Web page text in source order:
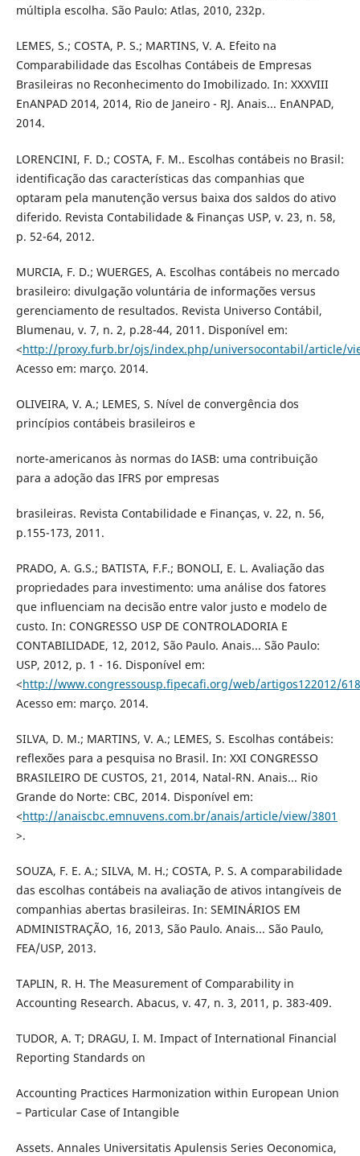
múltipla escolha. São Paulo: Atlas, 2010, 232p.
LEMES, S.; COSTA, P. S.; MARTINS, V. A. Efeito na
Comparabilidade das Escolhas Contábeis de Empresas
Brasileiras no Reconhecimento do Imobilizado. In: XXXVIII
EnANPAD 2014, 2014, Rio de Janeiro - RJ. Anais... EnANPAD,
2014.
LORENCINI, F. D.; COSTA, F. M.. Escolhas contábeis no Brasil:
identificação das características das companhias que
optaram pela manutenção versus baixa dos saldos do ativo
diferido. Revista Contabilidade & Finanças USP, v. 23, n. 58,
p. 52-64, 2012.
MURCIA, F. D.; WUERGES, A. Escolhas contábeis no mercado
brasileiro: divulgação voluntária de informações versus
gerenciamento de resultados. Revista Universo Contábil,
Blumenau, v. 7, n. 2, p.28-44, 2011. Disponível em:
<http://proxy.furb.br/ojs/index.php/universocontabil/article/
Acesso em: março. 2014.
OLIVEIRA, V. A.; LEMES, S. Nível de convergência dos
princípios contábeis brasileiros e
norte-americanos às normas do IASB: uma contribuição
para a adoção das IFRS por empresas
brasileiras. Revista Contabilidade e Finanças, v. 22, n. 56,
p.155-173, 2011.
PRADO, A. G.S.; BATISTA, F.F.; BONOLI, E. L. Avaliação das
propriedades para investimento: uma análise dos fatores
que influenciam na decisão entre valor justo e modelo de
custo. In: CONGRESSO USP DE CONTROLADORIA E
CONTABILIDADE, 12, 2012, São Paulo. Anais... São Paulo:
USP, 2012, p. 1 - 16. Disponível em:
<http://www.congressousp.fipecafi.org/web/artigos122012/
Acesso em: março. 2014.
SILVA, D. M.; MARTINS, V. A.; LEMES, S. Escolhas contábeis:
reflexões para a pesquisa no Brasil. In: XXI CONGRESSO
BRASILEIRO DE CUSTOS, 21, 2014, Natal-RN. Anais... Rio
Grande do Norte: CBC, 2014. Disponível em:
<http://anaiscbc.emnuvens.com.br/anais/article/view/3801
>.
SOUZA, F. E. A.; SILVA, M. H.; COSTA, P. S. A comparabilidade
das escolhas contábeis na avaliação de ativos intangíveis de
companhias abertas brasileiras. In: SEMINÁRIOS EM
ADMINISTRAÇÃO, 16, 2013, São Paulo. Anais... São Paulo,
FEA/USP, 2013.
TAPLIN, R. H. The Measurement of Comparability in
Accounting Research. Abacus, v. 47, n. 3, 2011, p. 383-409.
TUDOR, A. T; DRAGU, I. M. Impact of International Financial
Reporting Standards on
Accounting Practices Harmonization within European Union
– Particular Case of Intangible
Assets. Annales Universitatis Apulensis Series Oeconomica,